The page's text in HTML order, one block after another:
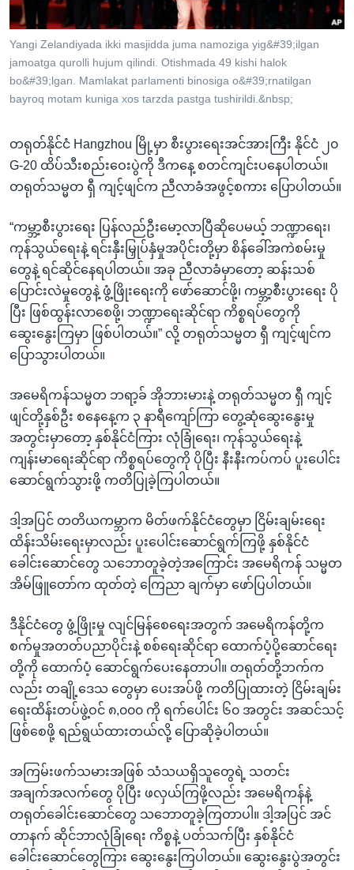
စာမျက်နှာ
ကျော်
ကြည့်
ရန်
ရန်
နေရာ
သို့
ရန်
Yangi Zelandiyada ikki masjidda juma namoziga yig&#39;ilgan
jamoatga qurolli hujum qilindi. Otishmada 49 kishi halok
bo&#39;lgan. Mamlakat parlamenti binosiga o&#39;rnatilgan
bayroq motam kuniga xos tarzda pastga tushirildi.&nbsp;
တရုတ်နိုင်ငံ Hangzhou မြို့မှာ စီးပွားရေးအင်အားကြီး နိုင်ငံ ၂၀
G-20 ထိပ်သီးစည်းဝေးပွဲကို ဒီကနေ့ စတင်ကျင်းပနေပါတယ်။
တရုတ်သမ္မတ ရှီ ကျင့်ဖျင်က ညီလာခံအဖွင့်စကား ပြောပါတယ်။
“ကမ္ဘာ့စီးပွားရေး ပြန်လည်ဦးမော့လာပြီဆိုပေမယ့် ဘဏ္ဍာရေး၊
ကုန်သွယ်ရေးနဲ့ ရင်းနှီးမြှုပ်နှံမှုအပိုင်းတို့မှာ စိန်ခေါ်အကဲစမ်းမှု
တွေနဲ့ ရင်ဆိုင်နေရပါတယ်။ အခု ညီလာခံမှာတော့ ဆန်းသစ်
ပြောင်းလဲမှုတွေနဲ့ ဖွံ့ဖြိုးရေးကို ဖော်ဆောင်ဖို့၊ ကမ္ဘာ့စီးပွားရေး ပို
ပြီး ဖြစ်ထွန်းလာစေဖို့၊ ဘဏ္ဍာရေးဆိုင်ရာ ကိစ္စရပ်တွေကို
ဆွေးနွေးကြမှာ ဖြစ်ပါတယ်။” လို့ တရုတ်သမ္မတ ရှီ ကျင့်ဖျင်က
ပြောသွားပါတယ်။
အမေရိကန်သမ္မတ ဘရာ့ခ် အိုဘားမားနဲ့ တရုတ်သမ္မတ ရှီ ကျင့်
ဖျင်တို့နှစ်ဦး စနေနေ့က ၃ နာရီကျော်ကြာ တွေ့ဆုံဆွေးနွေးမှု
အတွင်းမှာတော့ နှစ်နိုင်ငံကြား လုံခြုံရေး၊ ကုန်သွယ်ရေးနဲ့
ကျန်းမာရေးဆိုင်ရာ ကိစ္စရပ်တွေကို ပိုပြီး နီးနီးကပ်ကပ် ပူးပေါင်း
ဆောင်ရွက်သွားဖို့ ကတိပြုခဲ့ကြပါတယ်။
ဒါ့အပြင် တတိယကမ္ဘာက မိတ်ဖက်နိုင်ငံတွေမှာ ငြိမ်းချမ်းရေး
ထိန်းသိမ်းရေးမှာလည်း ပူးပေါင်းဆောင်ရွက်ကြဖို့ နှစ်နိုင်ငံ
ခေါင်းဆောင်တွေ သဘောတူခဲ့တဲ့အကြောင်း အမေရိကန် သမ္မတ
အိမ်ဖြူတော်က ထုတ်တဲ့ ကြေညာ ချက်မှာ ဖော်ပြပါတယ်။
ဒီနိုင်ငံတွေ ဖွံ့ဖြိုးမှု လျင်မြန်စေရေးအတွက် အမေရိကန်တို့က
စက်မှုအတတ်ပညာပိုင်းနဲ့ စစ်ရေးဆိုင်ရာ ထောက်ပံ့ပို့ဆောင်ရေး
တို့ကို ထောက်ပံ့ ဆောင်ရွက်ပေးနေတာပါ။ တရုတ်တို့ဘက်က
လည်း တချို့ဒေသ တွေမှာ ပေးအပ်ဖို့ ကတိပြုထားတဲ့ ငြိမ်းချမ်း
ရေးထိန်းတပ်ဖွဲ့ဝင် ၈,၀၀၀ ကို ရက်ပေါင်း ၆၀ အတွင်း အဆင်သင့်
ဖြစ်စေဖို့ ရည်ရွယ်ထားတယ်လို့ ပြောဆိုခဲ့ပါတယ်။
အကြမ်းဖက်သမားအဖြစ် သံသယရှိသူတွေရဲ့ သတင်း
အချက်အလက်တွေ ပိုပြီး ဖလှယ်ကြဖို့လည်း အမေရိကန်နဲ့
တရုတ်ခေါင်းဆောင်တွေ သဘောတူခဲ့ကြတာပါ။ ဒါ့အပြင် အင်
တာနက် ဆိုင်ဘာလုံခြုံရေး ကိစ္စနဲ့ ပတ်သက်ပြီး နှစ်နိုင်ငံ
ခေါင်းဆောင်တွေကြား ဆွေးနွေးကြပါတယ်။ ဆွေးနွေးပွဲအတွင်း